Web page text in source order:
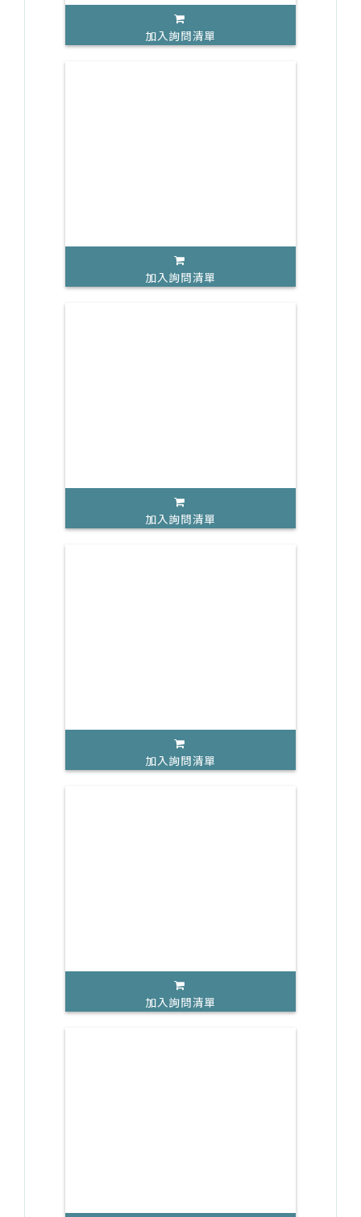
加入詢問清單
加入詢問清單
加入詢問清單
加入詢問清單
加入詢問清單